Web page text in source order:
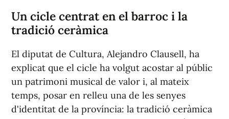
Un cicle centrat en el barroc i la
tradició ceràmica
El diputat de Cultura, Alejandro Clausell, ha
explicat que el cicle ha volgut acostar al públic
un patrimoni musical de valor i, al mateix
temps, posar en relleu una de les senyes
d'identitat de la província: la tradició ceràmica